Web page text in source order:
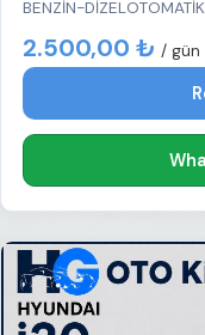
BENZİN-DİZEL
2.500,00 ₺ / gün